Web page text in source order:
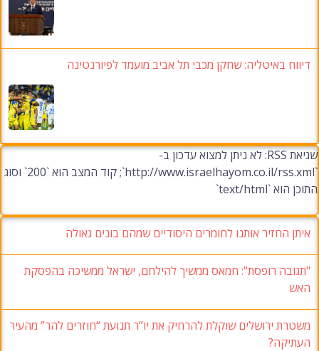
דיווח באיטליה: שחקן מכבי תל אביב מועמד לפיורנטינה
שגיאת RSS: לא ניתן למצוא עדכון ב-
`http://www.israelhayom.co.il/rss.xml`; קוד המצב הוא `200` וסוג
התוכן הוא `text/html`
איתן החזיר אותנו לחומרים היסודיים שמהם בונים גאולה
"תגובה רופסת": חמאס ממשיך להילחם, ישראל ממשיכה בהפסקת
האש
משטרת ירושלים שוקלת להרחיק את יו”ר תנועת “חוזרים להר” מהעיר
העתיקה?